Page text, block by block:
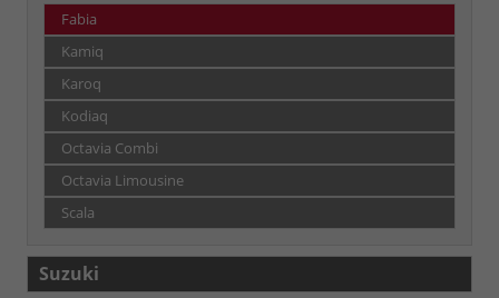
Fabia
Kamiq
Karoq
Kodiaq
Octavia Combi
Octavia Limousine
Scala
Suzuki